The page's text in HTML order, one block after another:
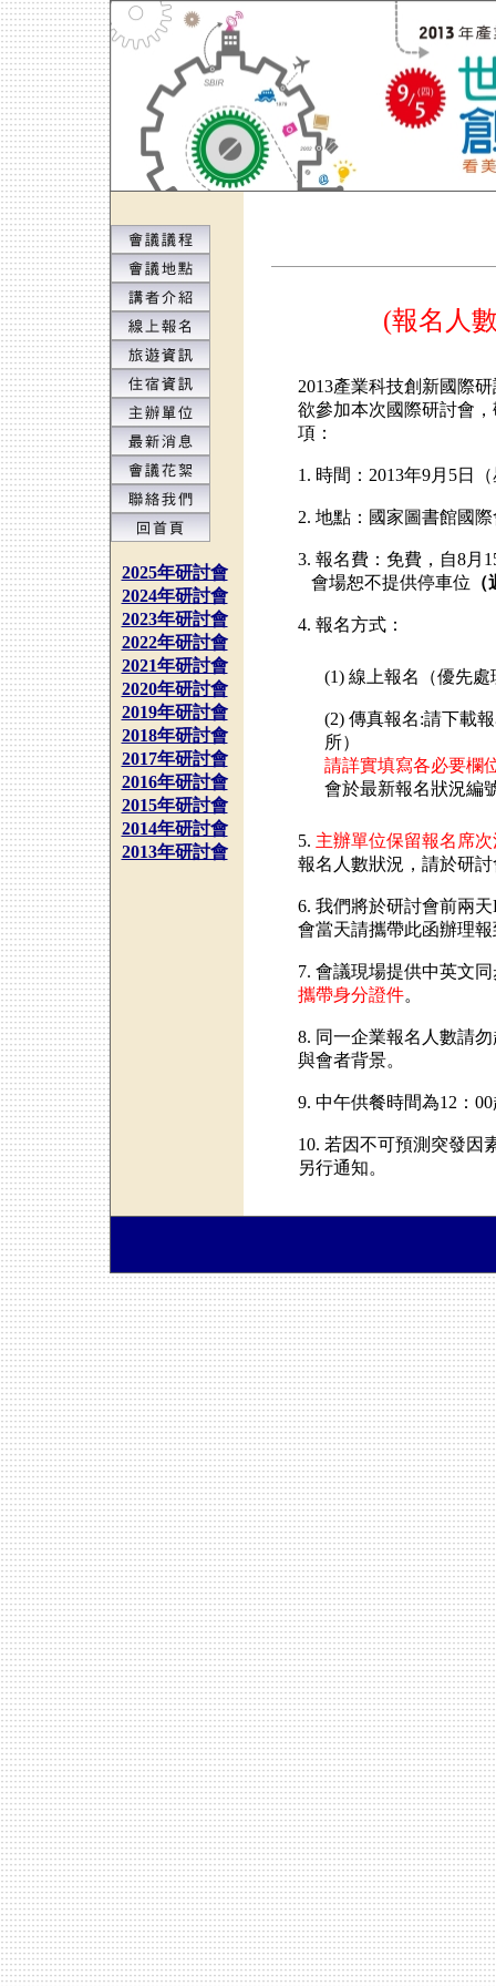
2025年研討會
2024年研討會
2023年研討會
2022年研討會
2021年研討會
2020年研討會
2019年研討會
2018年研討會
2017年研討會
2016年研討會
2015年研討會
2014年研討會
2013年研討會
(報名人
2013產業科技創新國際
欲參加本次國際研討會
項：
1. 時間：2013年9月5日
2. 地點：國家圖書館國
3. 報名費：免費，自8月
會場恕不提供停車位
4. 報名方式：
(1) 線上報名（優先處
(2) 傳真報名:請下載
所）
請詳實填寫各必要欄
會於最新報名狀況編
5. 主辦單位保留報名席
報名人數狀況，請於研
6. 我們將於研討會前兩
會當天請攜帶此函辦理
7. 會議現場提供中英文
攜帶身分證件。
8. 同一企業報名人數請
與會者背景。
9. 中午供餐時間為12：
10. 若因不可預測突發因
另行通知。